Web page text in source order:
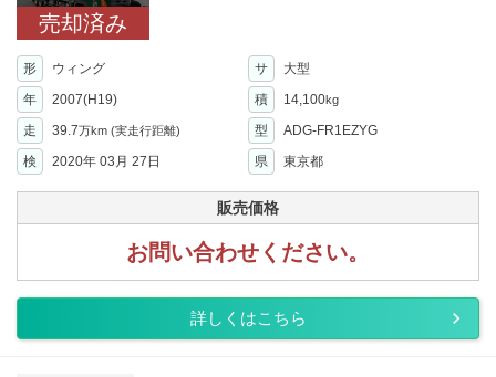
売却済み
形 ウィング サ
大型
年
2007(H19) 積 14,100kg
走 39.7万km (実走行距離) 型
ADG-FR1EZYG
検
2020年 03月 27日 県 東京都
販売価格
お問い合わせください。
詳しくはこちら